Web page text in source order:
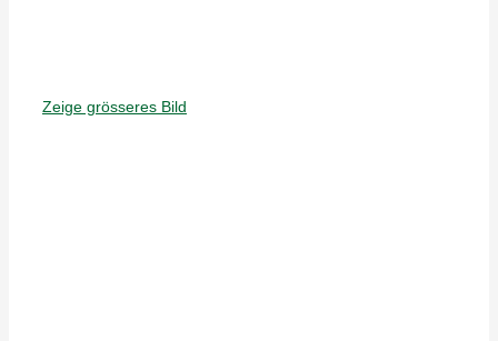
Zeige grösseres Bild